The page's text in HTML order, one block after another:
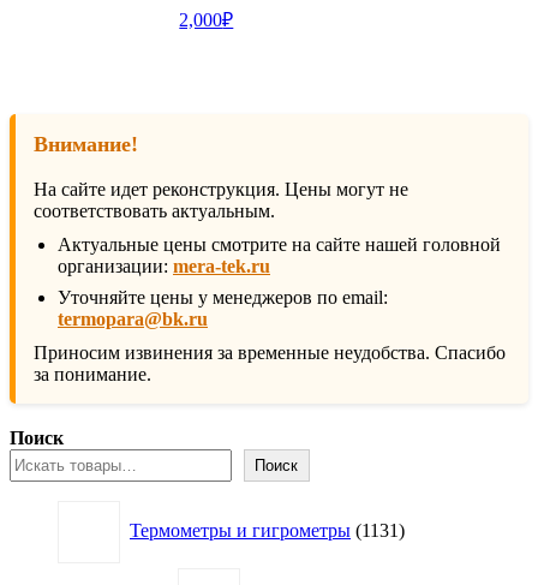
2,000₽
Внимание!
На сайте идет реконструкция. Цены могут не
соответствовать актуальным.
Актуальные цены смотрите на сайте нашей головной
организации: mera-tek.ru
Уточняйте цены у менеджеров по email:
termopara@bk.ru
Приносим извинения за временные неудобства. Спасибо
за понимание.
Поиск
Поиск
Термометры и гигрометры 1131товар